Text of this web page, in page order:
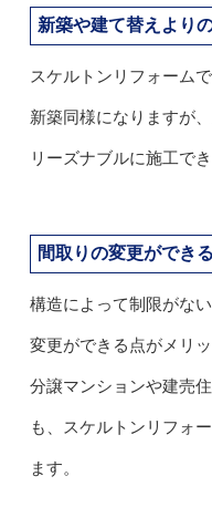
新築や建て替えより
スケルトンリフォーム
新築同様になりますが
リーズナブルに施工で
間取りの変更ができる
構造によって制限がな
変更ができる点がメリッ
分譲マンションや建売
も、スケルトンリフォ
ます。